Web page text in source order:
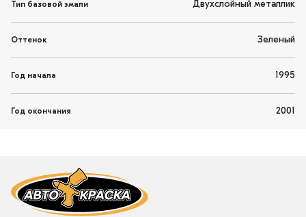
Тип базовой эмали Двухслойный металлик
Оттенок Зеленый
Год начала 1995
Год окончания 2001